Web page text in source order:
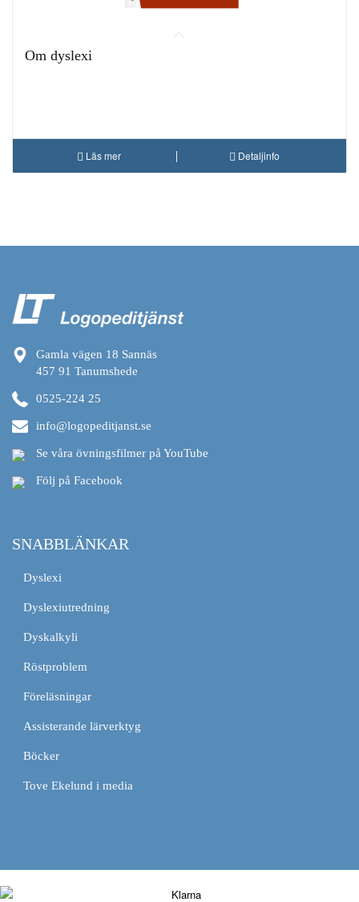
Om dyslexi
Läs mer Detaljinfo
Gamla vägen 18 Sannäs
457 91 Tanumshede
0525-224 25
info@logopeditjanst.se
Se våra övningsfilmer på YouTube
Följ på Facebook
SNABBLÄNKAR
Dyslexi
Dyslexiutredning
Dyskalkyli
Röstproblem
Föreläsningar
Assisterande lärverktyg
Böcker
Tove Ekelund i media